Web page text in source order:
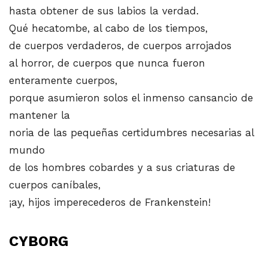
hasta obtener de sus labios la verdad.
Qué hecatombe, al cabo de los tiempos,
de cuerpos verdaderos, de cuerpos arrojados
al horror, de cuerpos que nunca fueron
enteramente cuerpos,
porque asumieron solos el inmenso cansancio de
mantener la
noria de las pequeñas certidumbres necesarias al
mundo
de los hombres cobardes y a sus criaturas de
cuerpos caníbales,
¡ay, hijos imperecederos de Frankenstein!
CYBORG